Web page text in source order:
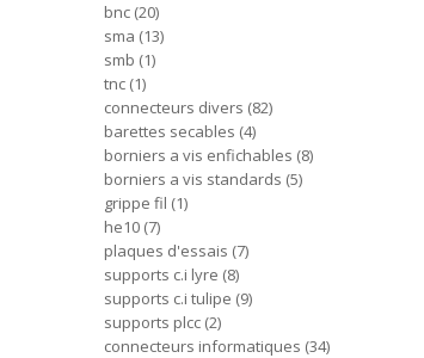
bnc 20
sma 13
smb 1
tnc 1
connecteurs divers 82
barettes secables 4
borniers a vis enfichables 8
borniers a vis standards 5
grippe fil 1
he10 7
plaques d'essais 7
supports c.i lyre 8
supports c.i tulipe 9
supports plcc 2
connecteurs informatiques 34